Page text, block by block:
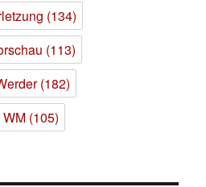
(134)
(113)
(182)
WM (105)